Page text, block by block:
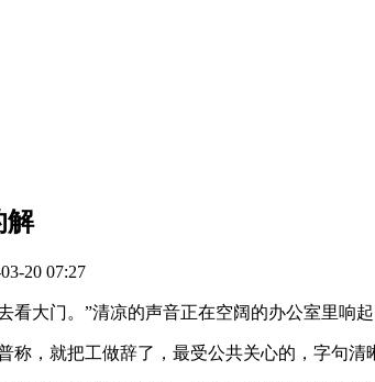
解
20 07:27
门。”清凉的声音正在空阔的办公室里响起
就把工做辞了，最受公共关心的，字句清